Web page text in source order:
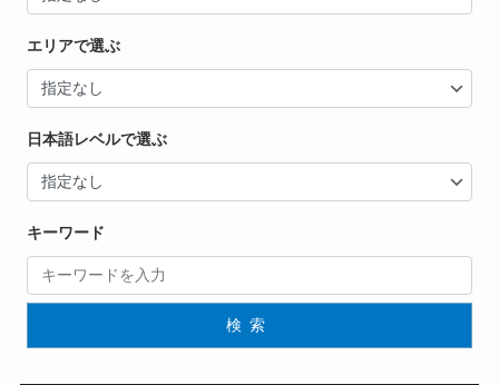
エリアで選ぶ
日本語レベルで選ぶ
キーワード
検索